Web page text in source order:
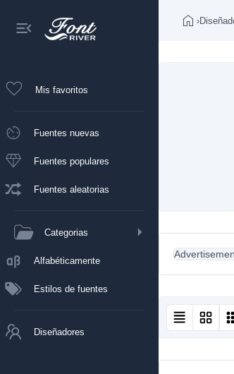
Mis favoritos
Fuentes nuevas
Fuentes populares
Fuentes aleatorias
Categorias
Alfabéticamente
Estilos de fuentes
Diseñadores
›